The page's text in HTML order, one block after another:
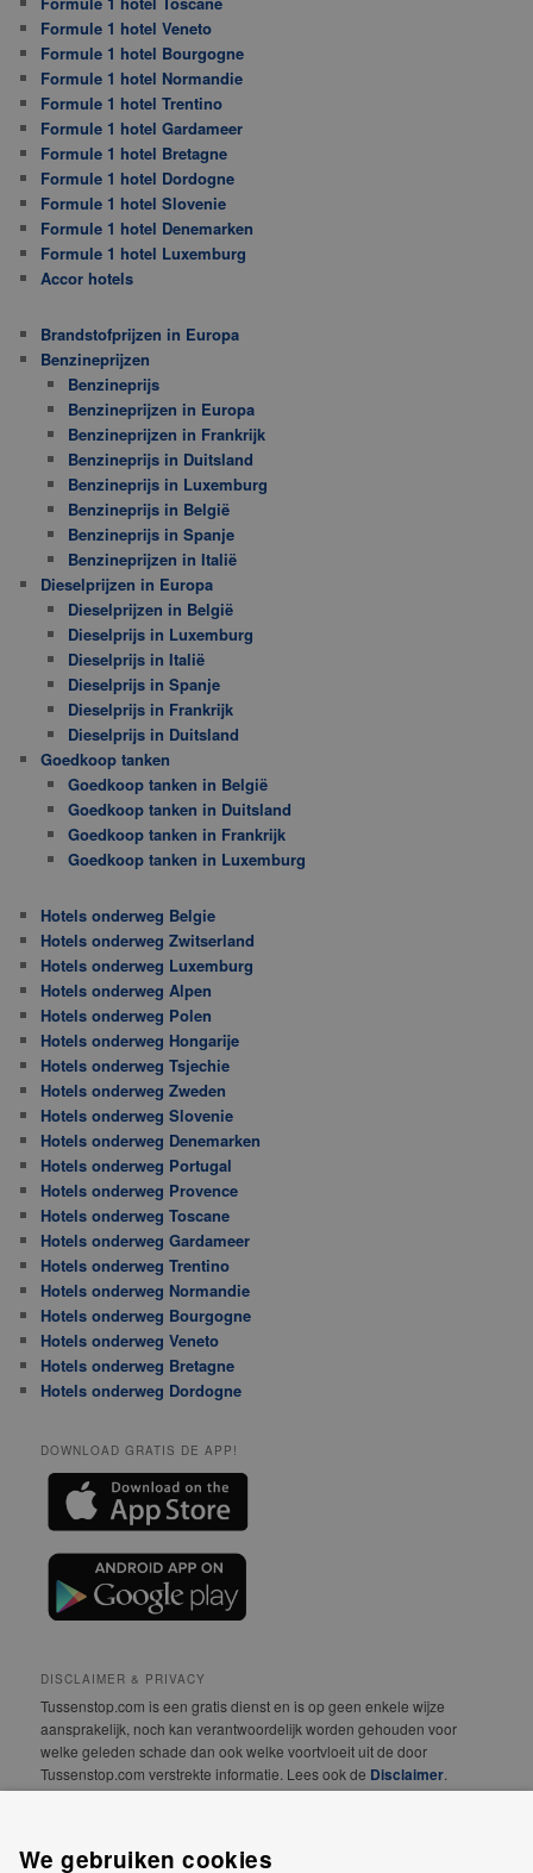
Formule 1 hotel Veneto
Formule 1 hotel Bourgogne
Formule 1 hotel Normandie
Formule 1 hotel Trentino
Formule 1 hotel Gardameer
Formule 1 hotel Bretagne
Formule 1 hotel Dordogne
Formule 1 hotel Slovenie
Formule 1 hotel Denemarken
Formule 1 hotel Luxemburg
Accor hotels
Brandstofprijzen in Europa
Benzineprijzen
Benzineprijs
Benzineprijzen in Europa
Benzineprijzen in Frankrijk
Benzineprijs in Duitsland
Benzineprijs in Luxemburg
Benzineprijs in België
Benzineprijs in Spanje
Benzineprijzen in Italië
Dieselprijzen in Europa
Dieselprijzen in België
Dieselprijs in Luxemburg
Dieselprijs in Italië
Dieselprijs in Spanje
Dieselprijs in Frankrijk
Dieselprijs in Duitsland
Goedkoop tanken
Goedkoop tanken in België
Goedkoop tanken in Duitsland
Goedkoop tanken in Frankrijk
Goedkoop tanken in Luxemburg
Hotels onderweg Belgie
Hotels onderweg Zwitserland
Hotels onderweg Luxemburg
Hotels onderweg Alpen
Hotels onderweg Polen
Hotels onderweg Hongarije
Hotels onderweg Tsjechie
Hotels onderweg Zweden
Hotels onderweg Slovenie
Hotels onderweg Denemarken
Hotels onderweg Portugal
Hotels onderweg Provence
Hotels onderweg Toscane
Hotels onderweg Gardameer
Hotels onderweg Trentino
Hotels onderweg Normandie
Hotels onderweg Bourgogne
Hotels onderweg Veneto
Hotels onderweg Bretagne
Hotels onderweg Dordogne
DOWNLOAD GRATIS DE APP!
DISCLAIMER & PRIVACY
Tussenstop.com is een gratis dienst en is op geen enkele wijze
aansprakelijk, noch kan verantwoordelijk worden gehouden voor
welke geleden schade dan ook welke voortvloeit uit de door
Tussenstop.com verstrekte informatie. Lees ook de Disclaimer
We gebruiken cookies